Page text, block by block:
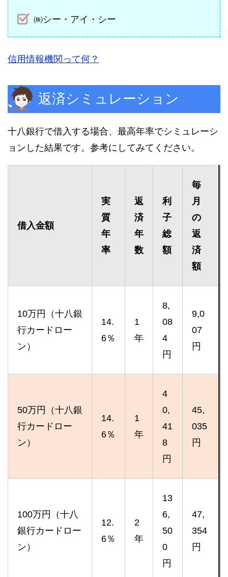
㈱シー・アイ・シー
信用情報機関って何？
返済シミュレーション
十八銀行で借入する場合、最高年率でシミュレーシ
ョンした結果です。参考にしてみてください。
借入金額
実
質
年
率
返
済
年
数
利
子
総
額
毎
月
の
返
済
額
10万円（十八銀
行カードロー
ン）
14.
6％
1
年
8,
08
4
円
9,0
07
円
50万円（十八銀
行カードロー
ン）
14.
6％
1
年
4
0,
41
8
円
45,
035
円
100万円（十八
銀行カードロー
ン）
12.
6％
2
年
13
6,
50
0
円
47,
354
円